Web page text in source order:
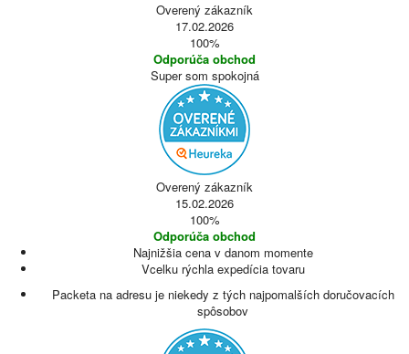
Overený zákazník
17.02.2026
100%
Odporúča obchod
Super som spokojná
Overený zákazník
15.02.2026
100%
Odporúča obchod
Najnižšia cena v danom momente
Vcelku rýchla expedícia tovaru
Packeta na adresu je niekedy z tých najpomalších doručovacích
spôsobov